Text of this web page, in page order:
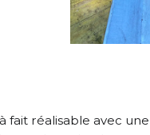
fait réalisable avec